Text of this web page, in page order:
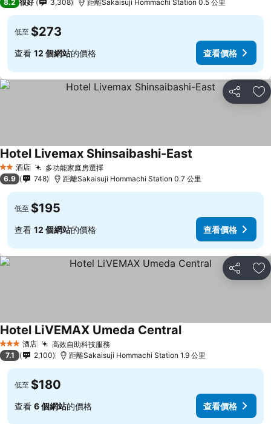
8.2 很好 3,308 距離Sakaisuji Hommachi Station 0.5 公里
低至 $273
查看 12 個網站的價格 查看價格
分享 放
2 星級酒店 多功能家庭房選擇查看價格
Hotel Livemax Shinsaibashi-East
6.9 748 距離Sakaisuji Hommachi Station 0.7 公里
低至 $195
查看 12 個網站的價格 查看價格
分享 放
3 星級 酒店 高效自助科技服務
Hotel LiVEMAX Umeda Central查看價格
7.1 2,100 距離Sakaisuji Hommachi Station 1.9 公里
低至 $180
查看 6 個網站的價格 查看價格